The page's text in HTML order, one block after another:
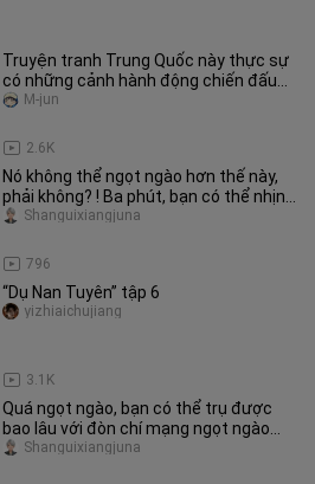
Truyện tranh Trung Quốc này thực sự
có những cảnh hành động chiến đấu
như vậy, xem thật thú vị ... T
2.6K
M-jun
Nó không thể ngọt ngào hơn thế này,
phải không? ! Ba phút, bạn có thể nhịn
cười được không?
796
Shanguixiangjuna
“Dụ Nan Tuyên” tập 6
3.1K
yizhiaichujiang
Quá ngọt ngào, bạn có thể trụ được
bao lâu với đòn chí mạng ngọt ngào
của Hua Lian? [Thên Quan Tứ Ph
Shanguixiangjuna